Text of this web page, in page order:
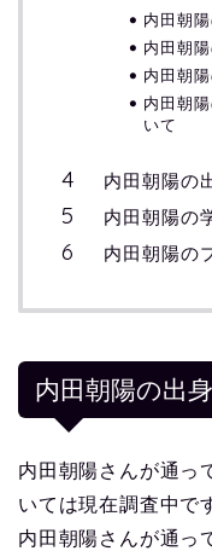
内田朝
内田朝
内田朝
内田朝
いて
内田朝陽の
内田朝陽の
内田朝陽の
内田朝陽の出
内田朝陽さんが通っ
いては現在調査中で
内田朝陽さんが通っ